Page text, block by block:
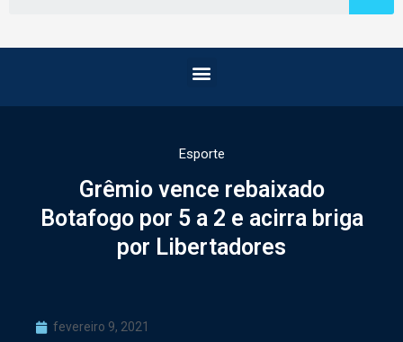
Esporte
Grêmio vence rebaixado
Botafogo por 5 a 2 e acirra briga
por Libertadores
fevereiro 9, 2021